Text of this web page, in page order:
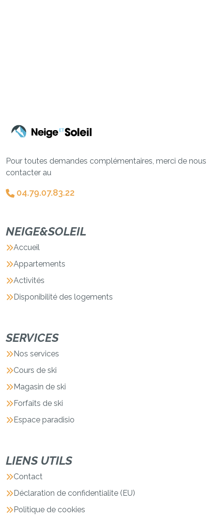
Pour toutes demandes complémentaires, merci de nous
contacter au
04.79.07.83.22
NEIGE&SOLEIL
Accueil
Appartements
Activités
Disponibilité des logements
SERVICES
Nos services
Cours de ski
Magasin de ski
Forfaits de ski
Espace paradisio
LIENS UTILS
Contact
Déclaration de confidentialite (EU)
Politique de cookies